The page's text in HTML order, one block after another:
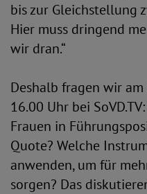
bis zur Gleichstellung
Hier muss dringend
wir dran.“
Deshalb fragen wir am
16.00 Uhr bei
Frauen in
Quote? Welche
anwenden, um für
sorgen? Das